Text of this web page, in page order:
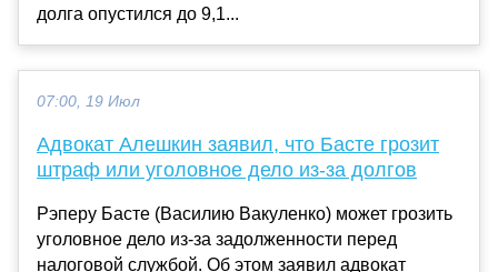
долга опустился до 9,1...
07:00, 19 Июл
Адвокат Алешкин заявил, что Басте грозит
штраф или уголовное дело из-за долгов
Рэперу Басте (Василию Вакуленко) может грозить
уголовное дело из-за задолженности перед
налоговой службой. Об этом заявил адвокат